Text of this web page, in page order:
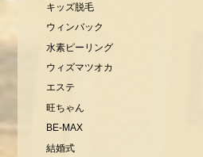
キッズ脱毛
ウィンバック
水素ピーリング
ウィズマツオカ
エステ
旺ちゃん
BE-MAX
結婚式